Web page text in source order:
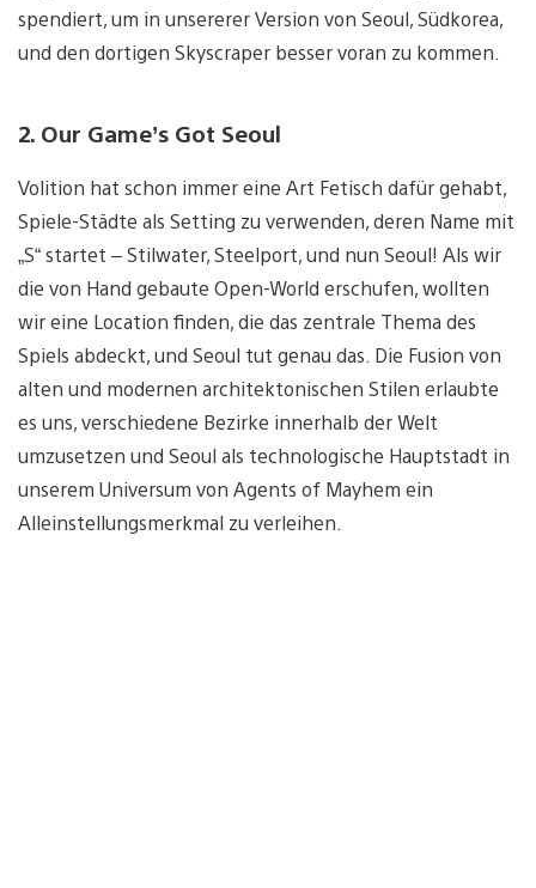
spendiert, um in unsererer Version von Seoul, Südkorea,
und den dortigen Skyscraper besser voran zu kommen.
2. Our Game’s Got Seoul
Volition hat schon immer eine Art Fetisch dafür gehabt,
Spiele-Städte als Setting zu verwenden, deren Name mit
„S“ startet – Stilwater, Steelport, und nun Seoul! Als wir
die von Hand gebaute Open-World erschufen, wollten
wir eine Location finden, die das zentrale Thema des
Spiels abdeckt, und Seoul tut genau das. Die Fusion von
alten und modernen architektonischen Stilen erlaubte
es uns, verschiedene Bezirke innerhalb der Welt
umzusetzen und Seoul als technologische Hauptstadt in
unserem Universum von Agents of Mayhem ein
Alleinstellungsmerkmal zu verleihen.